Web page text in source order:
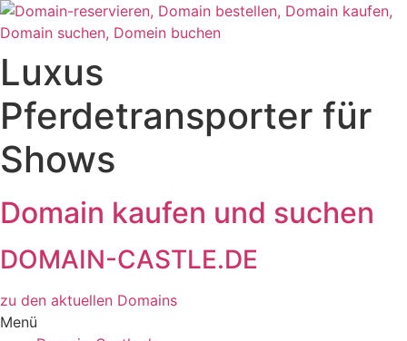
Zum
Inhalt
Luxus
Pferdetransporter für
Shows
Domain kaufen und suchen
DOMAIN-CASTLE.DE
zu den aktuellen Domains​
Menü